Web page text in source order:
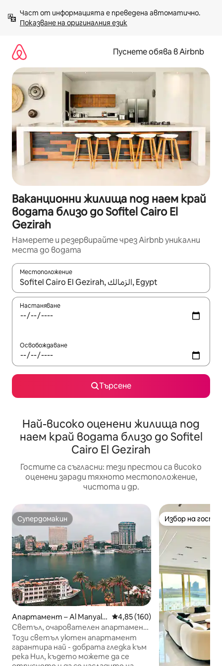
към
съдържанието
Показване на оригиналния език
Пуснете обява в Airbnb
Ваканционни жилища под наем край
водата близо до Sofitel Cairo El
Gezirah
Намерете и резервирайте чрез Airbnb уникални
места до водата
Местоположение
Когато резултатите се покажат, използвайте
Настаняване
Освобождаване
Търсене
Най-високо оценени жилища под
наем край водата близо до Sofitel
Cairo El Gezirah
Гостите са съгласни: тези престои са високо
оценени заради тяхното местоположение,
чистота и др.
Супердомакин
Супердомакин
Апартамент – Al Manyal
Al Gharbi
Средна оценка: 4,85 от 5,
4,85 (160)
Светъл, очарователен апартамент
на 10-ия етаж с изглед към Нил
Този светъл уютен апартамент
гарантира най - добрата гледка към
река Нил, където можете да се
Избор на
Избор на